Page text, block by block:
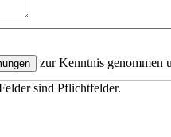
zur Kenntnis genommen
sind Pflichtfelder.